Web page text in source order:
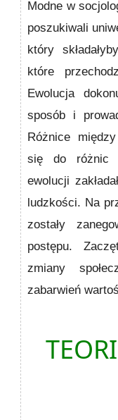
Modne w
poszukiwali
który
które
Ewolucja
sposób i
Różnice
się do różnic
ewolucji
ludzkości. Na
zostały
postępu.
zmiany
zabarwień